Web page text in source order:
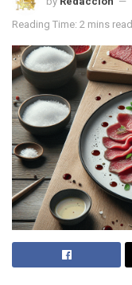
Reading Time: 2 mins read